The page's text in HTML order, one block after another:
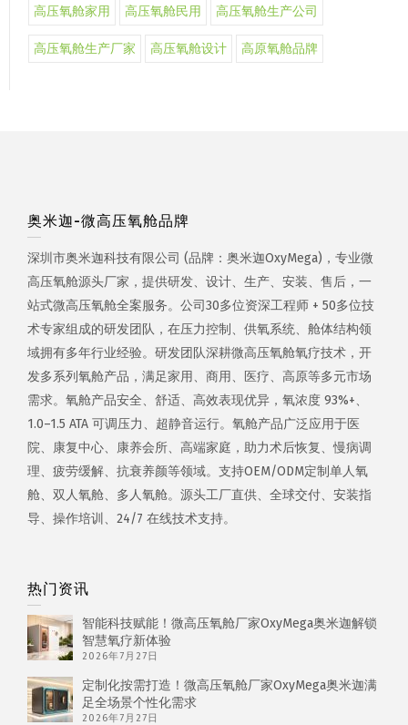
高压氧舱家用 高压氧舱民用 高压氧舱生产公司
高压氧舱生产厂家 高压氧舱设计 高原氧舱品牌
奥米迦-微高压氧舱品牌
深圳市奥米迦科技有限公司 (品牌：奥米迦OxyMega)，专业微
高压氧舱源头厂家，提供研发、设计、生产、安装、售后，一
站式微高压氧舱全案服务。公司30多位资深工程师 + 50多位技
术专家组成的研发团队，在压力控制、供氧系统、舱体结构领
域拥有多年行业经验。研发团队深耕微高压氧舱氧疗技术，开
发多系列氧舱产品，满足家用、商用、医疗、高原等多元市场
需求。氧舱产品安全、舒适、高效表现优异，氧浓度 93%+、
1.0–1.5 ATA 可调压力、超静音运行。氧舱产品广泛应用于医
院、康复中心、康养会所、高端家庭，助力术后恢复、慢病调
理、疲劳缓解、抗衰养颜等领域。支持OEM/ODM定制单人氧
舱、双人氧舱、多人氧舱。源头工厂直供、全球交付、安装指
导、操作培训、24/7 在线技术支持。
热门资讯
智能科技赋能！微高压氧舱厂家OxyMega奥米迦解锁
智慧氧疗新体验
2026年7月27日
定制化按需打造！微高压氧舱厂家OxyMega奥米迦满
足全场景个性化需求
2026年7月27日